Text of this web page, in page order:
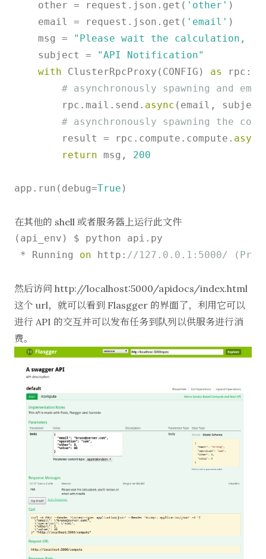
    other = request.json.get(
'other' )
    email = request.json.get(
'email' )
    msg =
"Please wait the calculation,
    subject =
"API Notification"
with ClusterRpcProxy(CONFIG) as
rpc:
# asynchronously spawning and
        rpc.mail.send.
async (email,
# asynchronously spawning the
        result = rpc.compute.compute.
async
return msg, 200
app.run(debug=True )
在其他的 shell 或者服务器上运行此文件
(api_env) $ python api.py
* Running on http: //127.0.0.1:5000/
然后访问 http://localhost:5000/apidocs/index.html
这个 url，就可以看到 Flasgger 的界面了，利用它可以
进行 API 的交互并可以发布任务到队列以供服务进行消
费。